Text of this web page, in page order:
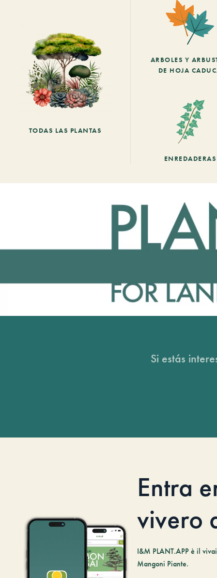
TODAS LAS PLANTAS
ARBOLES Y
DE HOJA
ENREDADERAS
Si estás
Entra
vivero
I&M PLANT.APP è il
Mangoni Piante.